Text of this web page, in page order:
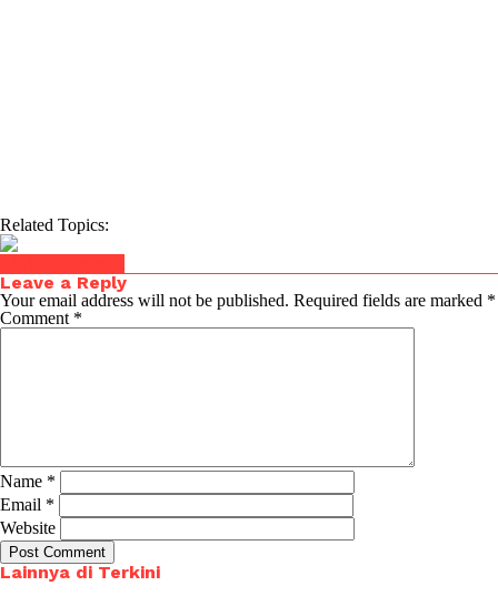
Related Topics:
Leave a Reply
Your email address will not be published. Required fields are marked *
Comment *
Name *
Email *
Website
Lainnya di Terkini